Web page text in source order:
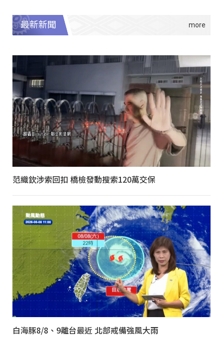
最新新聞
范織欽涉索回扣 橋檢發動搜索120萬交保
白海豚8/8、9離台最近 北部戒備強風大雨